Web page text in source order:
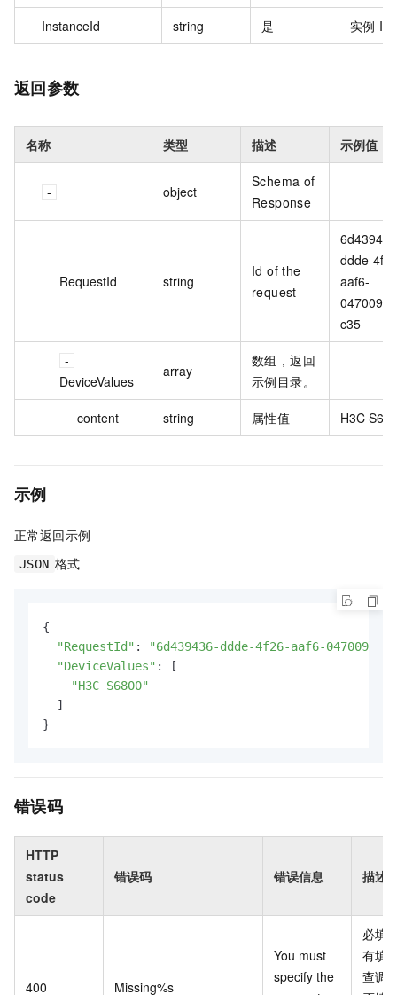
InstanceId string 是 实例 ID
返回参数
名称 类型 描述 示例值
object
Schema of
Response
RequestId string
Id of the
request
ddde-
aaf6-
c35
DeviceValues
array
数组，返回
示例目录。
content string 属性值 H3C
示例
正常返回示例
JSON 格式
{
"RequestId" :
"6d439436-ddde-4f26-aaf6-
"DeviceValues" : [
"H3C S6800"
  ]
}
错误码
HTTP
status
code
错误码 错误信息 描述
400 Missing%s
You must
specify the
必填
有填
查调